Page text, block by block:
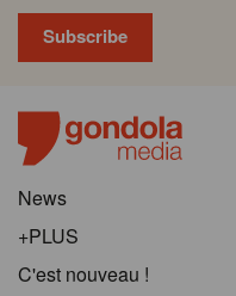
News
+PLUS
C'est nouveau !